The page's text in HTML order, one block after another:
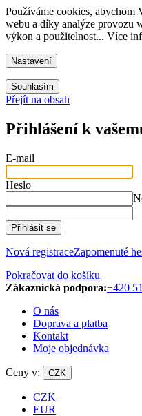
Používáme cookies,
webu a díky analýze provozu
výkon a použitelnost... Více
Nastavení
Souhlasím
Přejít na obsah
Přihlášení k
E-mail
Heslo
Přihlásit se
Nová registraceZapomenuté
Pokračovat do košíku
Zákaznická podpora:+420
O nás
Doprava a platba
Kontakt
Moje objednávka
Ceny v: CZK
CZK
EUR